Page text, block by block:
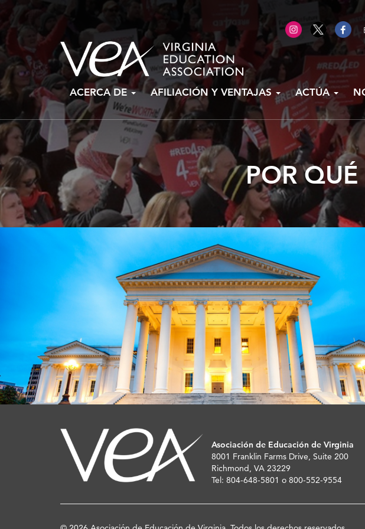
Ir
contenido
ACERCA DE AFILIACIÓN Y VENTAJAS ACTÚA
POR
Asociación de Educación de Virginia
8001 Franklin Farms Drive, Suite 200
Richmond, VA 23229
Tel: 804-648-5801 o 800-552-9554